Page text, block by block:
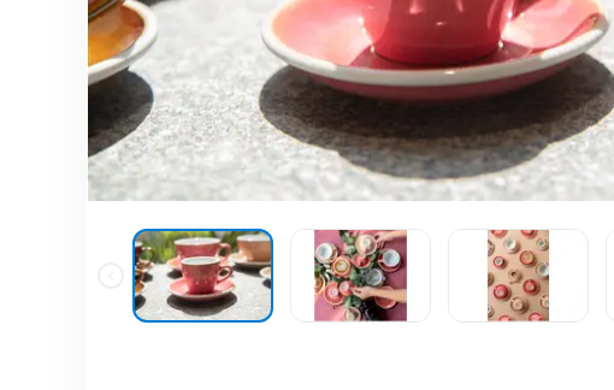
抽濕機
暖風機及電暖氈
浴室寶
吸塵機
照明用品及燈泡
空氣加濕機及香薰機
熨斗
電熱水壺
咖啡機
洗碗碟機及碗碟消毒機
即熱飲水機及蒸餾水機